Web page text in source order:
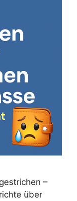
–
über